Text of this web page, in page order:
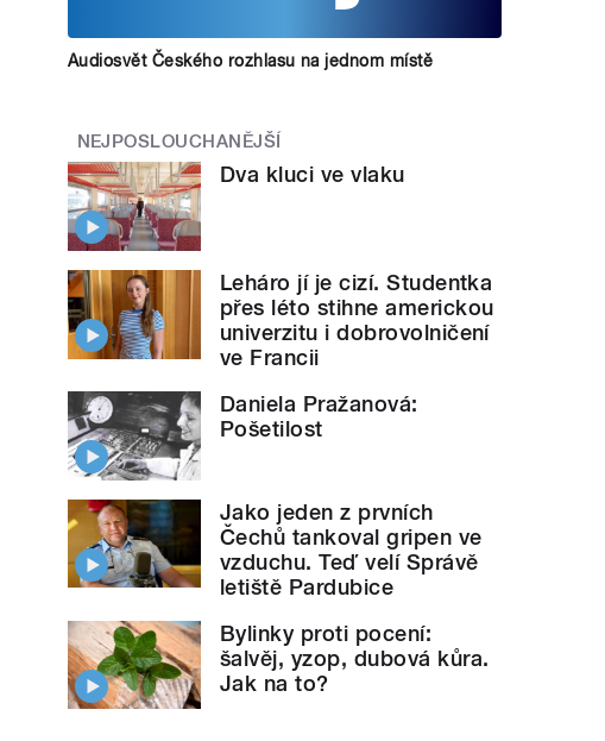
Audiosvět Českého rozhlasu na jednom místě
NEJPOSLOUCHANĚJŠÍ
Dva kluci ve vlaku
Leháro jí je cizí. Studentka
přes léto stihne americkou
univerzitu i dobrovolničení
ve Francii
Daniela Pražanová:
Pošetilost
Jako jeden z prvních
Čechů tankoval gripen ve
vzduchu. Teď velí Správě
letiště Pardubice
Bylinky proti pocení:
šalvěj, yzop, dubová kůra.
Jak na to?